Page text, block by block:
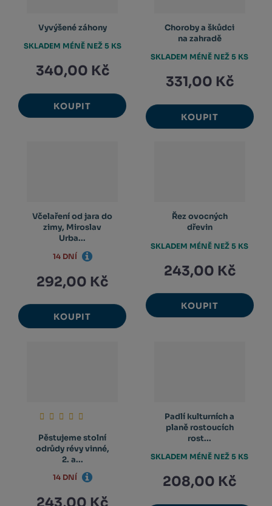
Vyvýšené záhony
340,00 Kč
KOUPIT
SKLADEM MÉNĚ NEŽ 5 KS
Choroby a škůdci
na zahradě
331,00 Kč
KOUPIT
SKLADEM MÉNĚ NEŽ 5 KS
Včelaření od jara do
zimy, Miroslav
Urba...
292,00 Kč
KOUPIT
14 DNÍ
Řez ovocných
dřevin
243,00 Kč
KOUPIT
SKLADEM MÉNĚ NEŽ 5 KS
Pěstujeme stolní
odrůdy révy vinné,
2. a...
14 DNÍ
Padlí kulturních a
planě rostoucích
rost...
208,00 Kč
SKLADEM MÉNĚ NEŽ 5 KS